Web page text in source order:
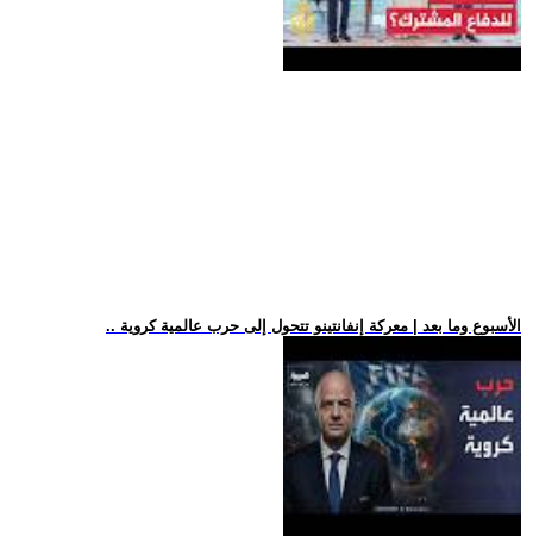
.. الأسبوع وما بعد | معركة إنفانتينو تتحول إلى حرب عالمية كروية